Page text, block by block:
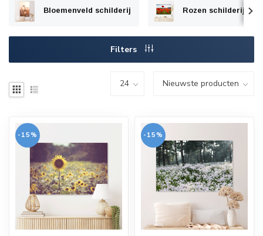
Bloemenveld schilderij Rozen schilderij
Filters
-15% -15%